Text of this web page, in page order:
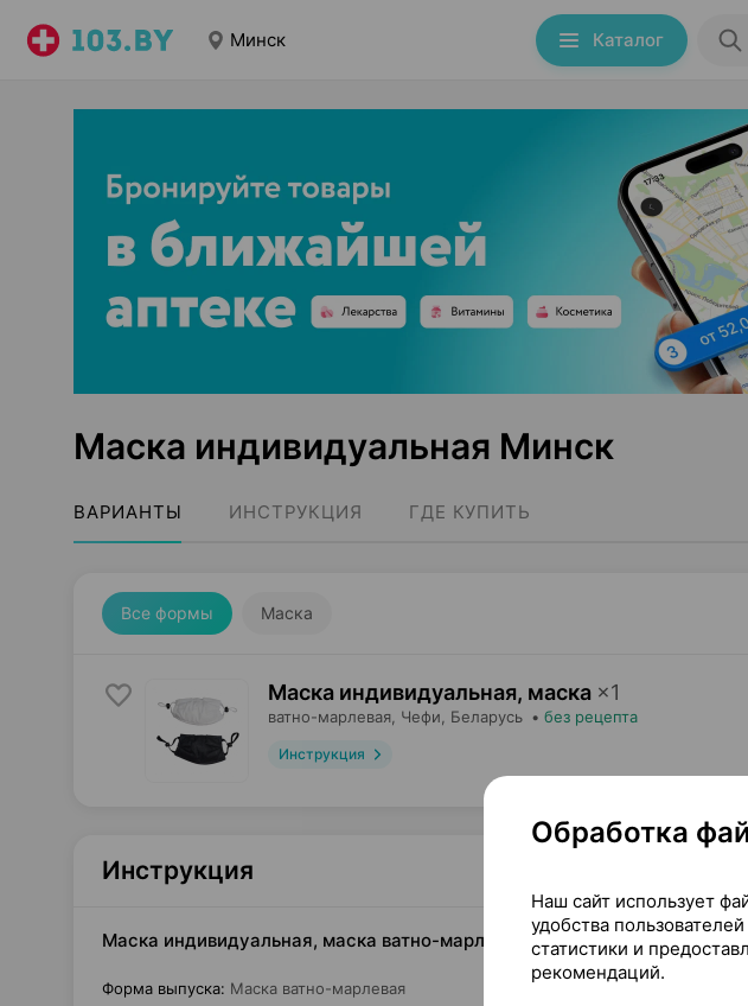
Минск Каталог
Маска индивидуальная Минск
ВАРИАНТЫ ИНСТРУКЦИЯ ГДЕ КУПИТЬ
Все формы Маска
Маска индивидуальная, маска ×1
ватно-марлевая, Чефи , Беларусь • без рецепта
Инструкция
Инструкция
Маска индивидуальная, маска ватно-марлевая, ×1, Чефи Беларусь
Форма выпуска: Маска ватно-марлевая
Обработка
Наш сайт использует
удобства
статистики и
рекомендаций.